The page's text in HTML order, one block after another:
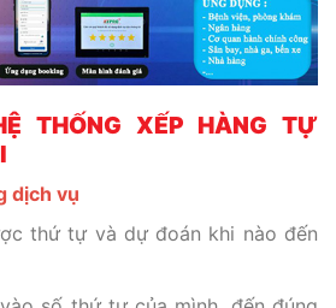
THỐNG XẾP HÀNG TỰ
dịch vụ
thứ tự và dự đoán khi nào đến